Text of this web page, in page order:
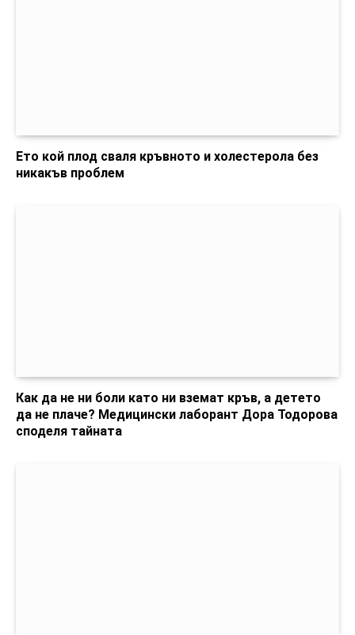
Ето кой плод сваля кръвното и холестерола без
никакъв проблем
Как да не ни боли като ни вземат кръв, а детето
да не плаче? Медицински лаборант Дора Тодорова
споделя тайната